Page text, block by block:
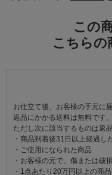
この
こちらの
お仕立て後、お客様の手元に
返品にかかる送料は無料です。
ただし次に該当するものは返
・商品到着後31日以上経過し
・ご使用になられた商品
・お客様の元で、傷または破
・1点あたり20万円以上の商